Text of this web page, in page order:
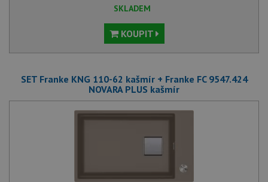
SKLADEM
KOUPIT
SET Franke KNG 110-62 kašmír + Franke FC 9547.424
NOVARA PLUS kašmír